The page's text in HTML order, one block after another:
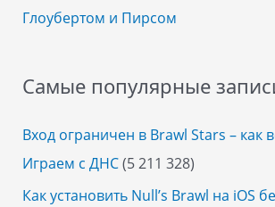
Глоубертом и Пирсом
Самые популярные
Вход ограничен в Brawl Stars – как
Играем с ДНС(5 211 328)
Как установить Null’s Brawl на iOS